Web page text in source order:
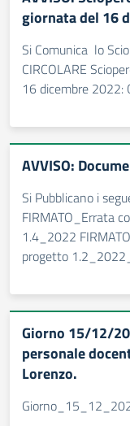
giornata del 16
Si Comunica lo
CIRCOLARE
16 dicembre 2022:
AVVISO:
Si Pubblicano i
FIRMATO_Errata
1.4_2022
progetto 1.2_2022_
Giorno 15/12/
personale
Lorenzo.